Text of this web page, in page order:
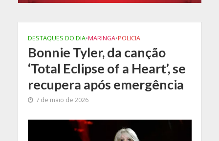
DESTAQUES DO DIA•MARINGA•POLICIA
Bonnie Tyler, da canção
‘Total Eclipse of a Heart’, se
recupera após emergência
7 de maio de 2026